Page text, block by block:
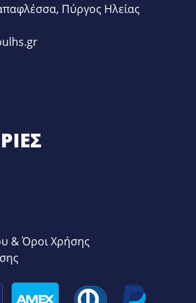
Πύργος Ηλείας
& Όροι Χρήσης